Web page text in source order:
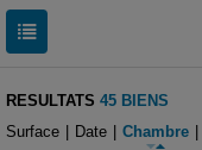
RESULTATS 45 BIENS
Surface
Date Chambre